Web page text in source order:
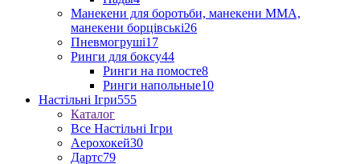
Манекени для боротьби, манекени ММА,
манекени борцівські26
Пневмогруші17
Ринги для боксу44
Ринги на помосте8
Ринги напольные10
Настільні Ігри555
Каталог
Все Настільні Ігри
Аерохокей30
Дартс79